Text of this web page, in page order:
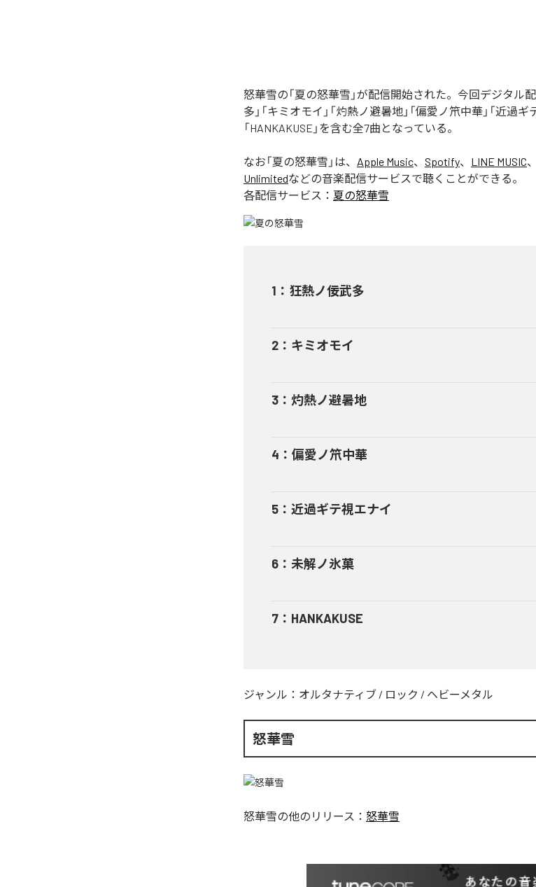
怒華雪の「夏の怒華雪」が配信開始された。今回デジタル
多」「キミオモイ」「灼熱ノ避暑地」「偏愛ノ笊中華」「近過ギ
「HANKAKUSE」を含む全7曲となっている。
なお「夏の怒華雪 」は、 Apple Music、 Spotify、 LINE MUSIC、
Unlimitedなどの音楽配信サービスで聴くことができる。
各配信サービス： 夏の怒華雪
1 ： 狂熱ノ佞武多
2 ： キミオモイ
3 ： 灼熱ノ避暑地
4 ： 偏愛ノ笊中華
5 ： 近過ギテ視エナイ
6 ： 未解ノ氷菓
7 ： HANKAKUSE
ジャンル： オルタナティブ / ロック / ヘビーメタル
怒華雪
怒華雪の他のリリース： 怒華雪